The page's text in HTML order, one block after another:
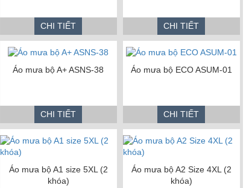
CHI TIẾT CHI TIẾT
Áo mưa bộ A+ ASNS-38
CHI TIẾT
Áo mưa bộ ECO ASUM-01
CHI TIẾT
Áo mưa bộ A1 size 5XL (2
khóa)
Áo mưa bộ A2 Size 4XL (2
khóa)